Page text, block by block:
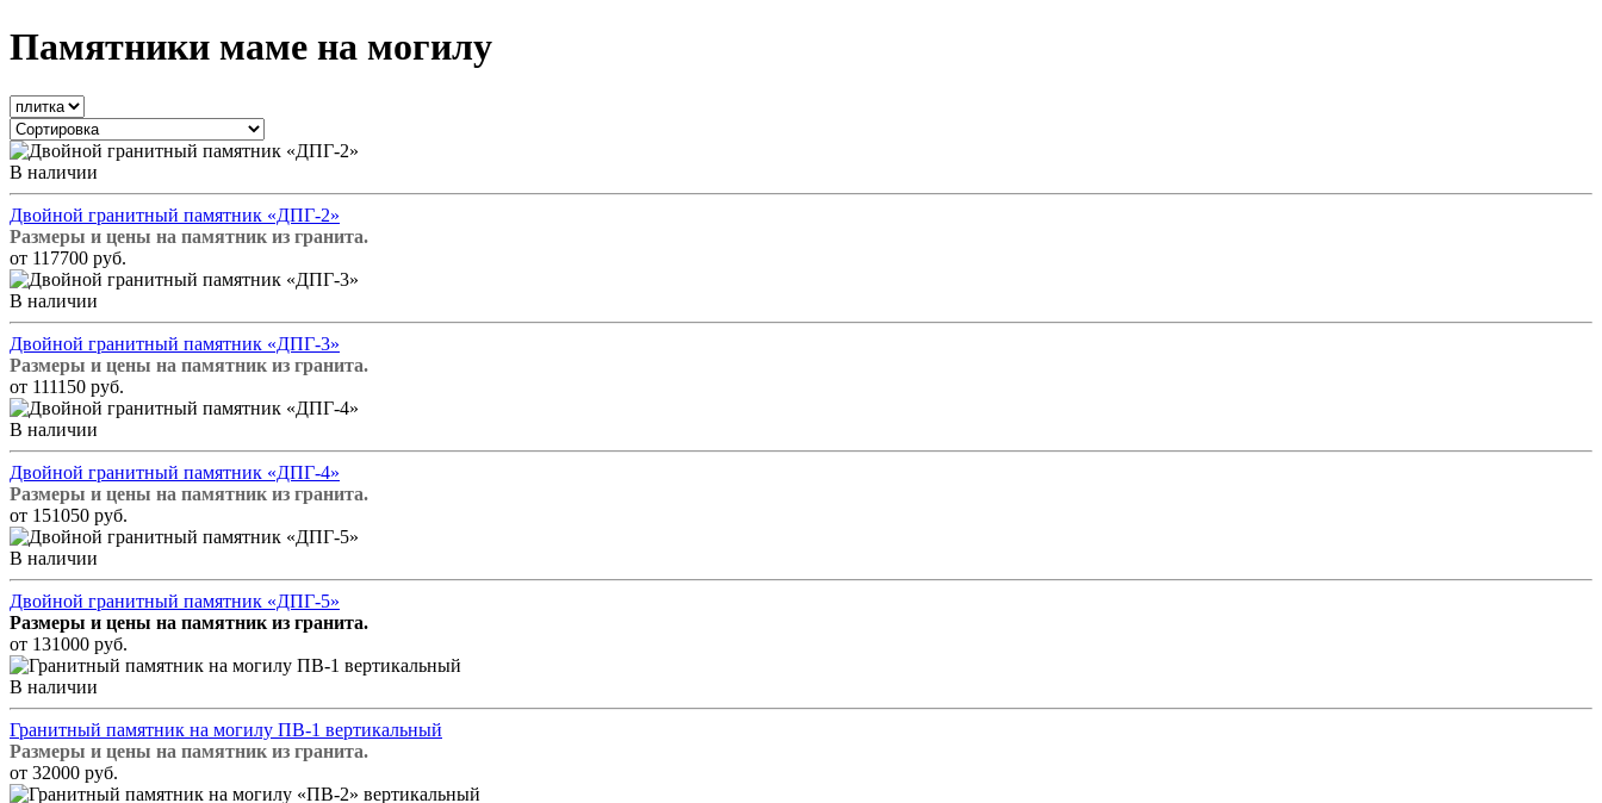
Памятники маме на могилу
В наличии
Двойной гранитный памятник «ДПГ-2»
Размеры и цены на памятник из гранита.
от 117700 руб.
В наличии
Двойной гранитный памятник «ДПГ-3»
Размеры и цены на памятник из гранита.
от 111150 руб.
В наличии
Двойной гранитный памятник «ДПГ-4»
Размеры и цены на памятник из гранита.
от 151050 руб.
В наличии
Двойной гранитный памятник «ДПГ-5»
Размеры и цены на памятник из гранита.
от 131000 руб.
В наличии
Гранитный памятник на могилу ПВ-1 вертикальный
Размеры и цены на памятник из гранита.
от 32000 руб.